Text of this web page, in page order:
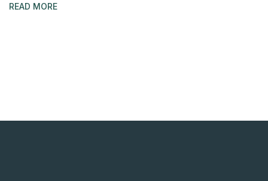
READ MORE